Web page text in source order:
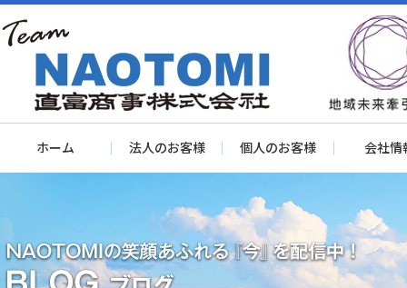
ホーム 法人のお客様 個人のお客様 会社情